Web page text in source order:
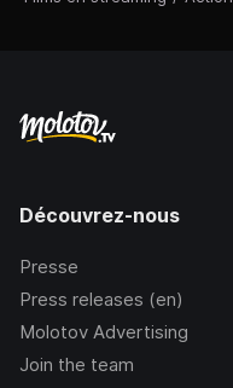
Découvrez-nous
Presse
Press releases (en)
Molotov Advertising
Join the team